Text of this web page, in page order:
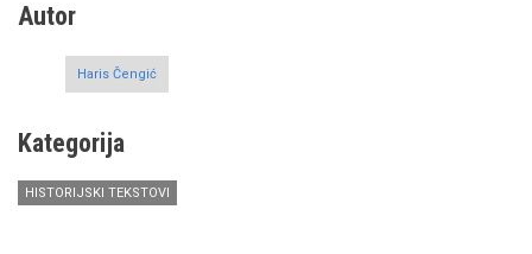
Autor
Haris Čengić
Kategorija
HISTORIJSKI TEKSTOVI